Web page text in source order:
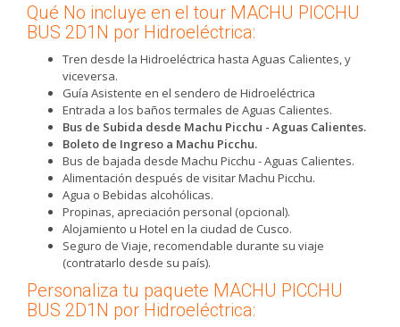
Qué No incluye en el tour MACHU PICCHU
BUS 2D1N por Hidroeléctrica:
Tren desde la Hidroeléctrica hasta Aguas Calientes, y
viceversa.
Guía Asistente en el sendero de Hidroeléctrica
Entrada a los baños termales de Aguas Calientes.
Bus de Subida desde Machu Picchu - Aguas Calientes.
Boleto de Ingreso a Machu Picchu.
Bus de bajada desde Machu Picchu - Aguas Calientes.
Alimentación después de visitar Machu Picchu.
Agua o Bebidas alcohólicas.
Propinas, apreciación personal (opcional).
Alojamiento u Hotel en la ciudad de Cusco.
Seguro de Viaje, recomendable durante su viaje
(contratarlo desde su país).
Personaliza tu paquete MACHU PICCHU
BUS 2D1N por Hidroeléctrica: